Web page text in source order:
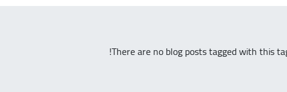
There are no blog posts tagged with this